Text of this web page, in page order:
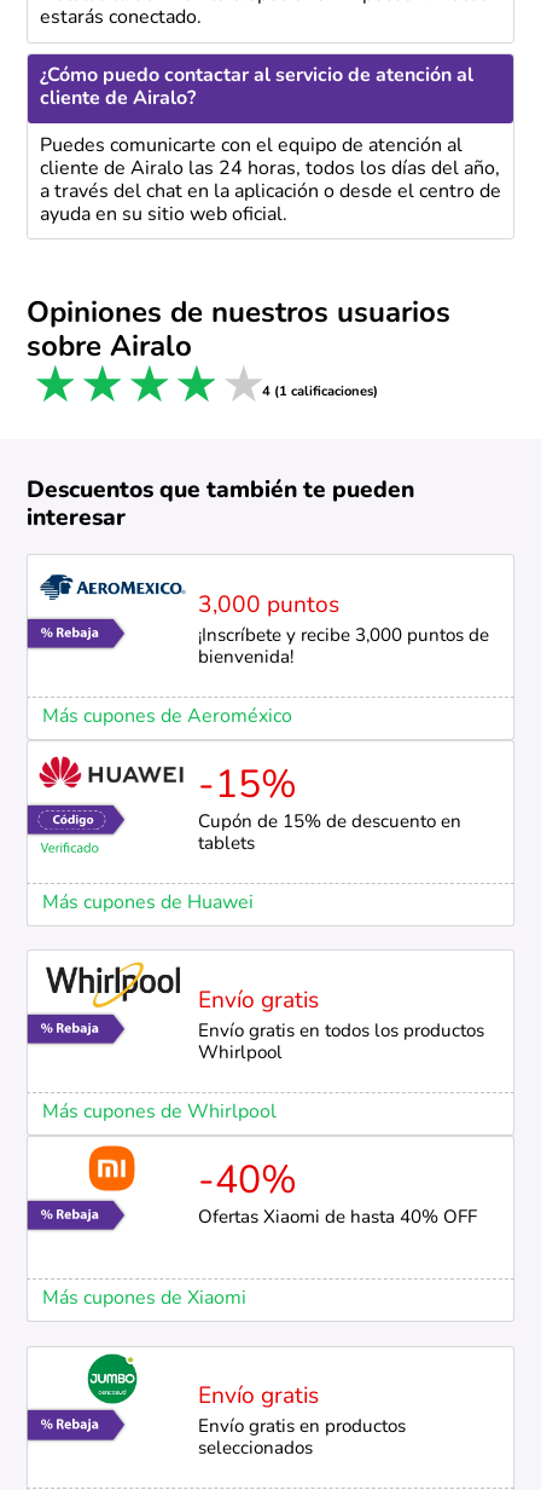
estarás conectado.
¿Cómo puedo contactar al servicio de atención al
cliente de Airalo?
Puedes comunicarte con el equipo de atención al
cliente de Airalo las 24 horas, todos los días del año,
a través del chat en la aplicación o desde el centro de
ayuda en su sitio web oficial.
Opiniones de nuestros usuarios
sobre Airalo
5 stars
4 stars
3 stars
2 stars
1 star 4 (1 calificaciones)
Descuentos que también te pueden
interesar
3,000 puntos
¡Inscríbete y recibe 3,000 puntos de
bienvenida!
Más cupones de Aeroméxico
-15%
Cupón de 15% de descuento en
tablets
Más cupones de Huawei
Envío gratis
Envío gratis en todos los productos
Whirlpool
Más cupones de Whirlpool
-40%
Ofertas Xiaomi de hasta 40% OFF
Más cupones de Xiaomi
Envío gratis
Envío gratis en productos
seleccionados